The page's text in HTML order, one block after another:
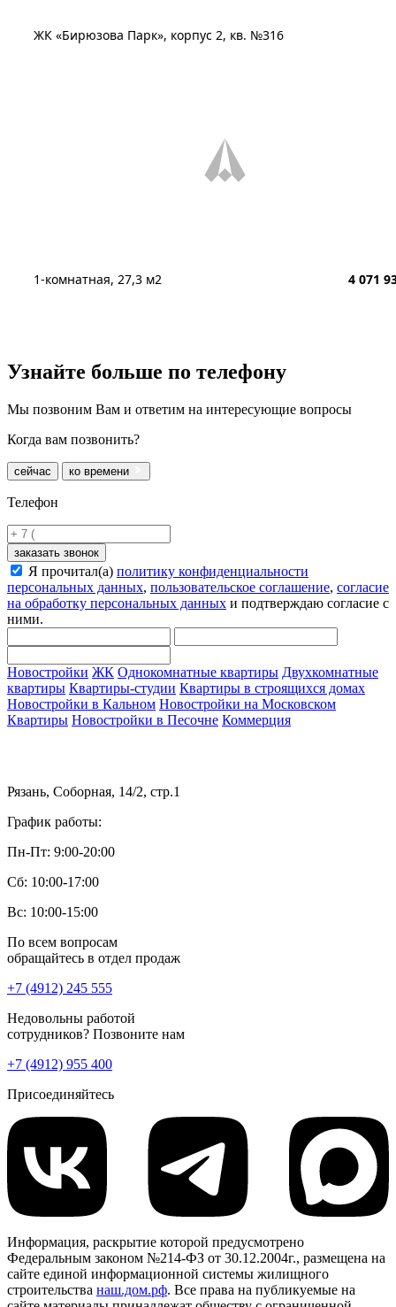
ЖК «Бирюзова Парк», корпус 2, кв. №316
1-комнатная, 27,3 м2 4 071
Узнайте больше по телефону
Мы позвоним Вам и ответим на интересующие вопросы
Когда вам позвонить?
сейчас ко времени
Телефон
заказать звонок
Я прочитал(а) политику конфиденциальности
персональных данных, пользовательское соглашение, согласие
на обработку персональных данных и подтверждаю согласие с
ними.
Новостройки ЖК Однокомнатные квартиры Двухкомнатные
квартиры Квартиры-студии Квартиры в строящихся домах
Новостройки в Кальном Новостройки на Московском
Квартиры Новостройки в Песочне Коммерция
Рязань, Соборная, 14/2, стр.1
График работы:
Пн-Пт: 9:00-20:00
Сб: 10:00-17:00
Вс: 10:00-15:00
По всем вопросам
обращайтесь в отдел продаж
+7 (4912) 245 555
Недовольны работой
сотрудников? Позвоните нам
+7 (4912) 955 400
Присоединяйтесь
Информация, раскрытие которой предусмотрено
Федеральным законом №214-ФЗ от 30.12.2004г., размещена на
сайте единой информационной системы жилищного
строительства наш.дом.рф. Все права на публикуемые на